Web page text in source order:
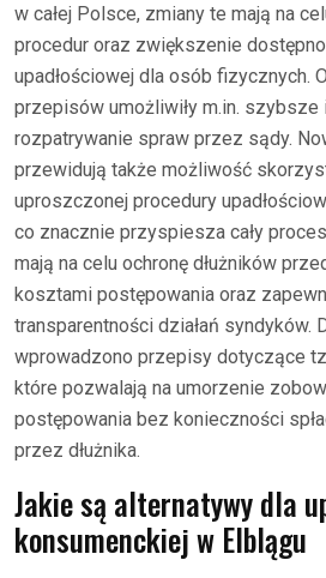
w całej Polsce, zmiany te mają na
procedur oraz zwiększenie
upadłościowej dla osób fizycznych.
przepisów umożliwiły m.in.
rozpatrywanie spraw przez sądy.
przewidują także możliwość
uproszczonej procedury
co znacznie przyspiesza cały
mają na celu ochronę dłużników
kosztami postępowania oraz
transparentności działań syndyków.
wprowadzono przepisy dotyczące
które pozwalają na umorzenie
postępowania bez konieczności
przez dłużnika.
Jakie są alternatywy dla
konsumenckiej w Elblągu